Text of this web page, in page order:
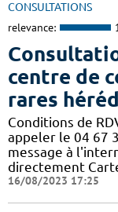
CONSULTATIONS
relevance:
centre de
rares
Conditions de
appeler le 04 67
message à
directement
16/08/2023 17:25